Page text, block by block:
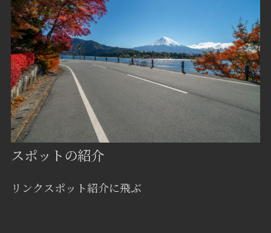
スポットの紹介
リンクスポット紹介に飛ぶ